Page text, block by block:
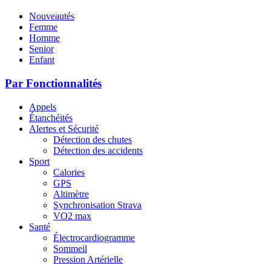
Nouveautés
Femme
Homme
Senior
Enfant
Par Fonctionnalités
Appels
Étanchéités
Alertes et Sécurité
Détection des chutes
Détection des accidents
Sport
Calories
GPS
Altimètre
Synchronisation Strava
VO2 max
Santé
Électrocardiogramme
Sommeil
Pression Artérielle